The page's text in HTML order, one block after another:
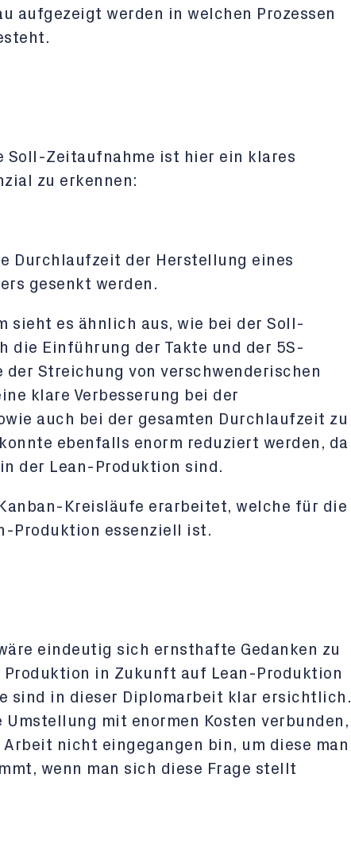
aufgezeigt werden in welchen Prozessen
Soll-Zeitaufnahme ist hier ein klares
zu erkennen:
Durchlaufzeit der Herstellung eines
gesenkt werden.
sieht es ähnlich aus, wie bei der Soll-
die Einführung der Takte und der 5S-
der Streichung von verschwenderischen
klare Verbesserung bei der
auch bei der gesamten Durchlaufzeit zu
ebenfalls enorm reduziert werden, da
der Lean-Produktion sind.
Kreisläufe erarbeitet, welche für die
Produktion essenziell ist.
eindeutig sich ernsthafte Gedanken zu
Produktion in Zukunft auf Lean-Produktion
sind in dieser Diplomarbeit klar ersichtlich.
mit enormen Kosten verbunden,
nicht eingegangen bin, um diese man
wenn man sich diese Frage stellt